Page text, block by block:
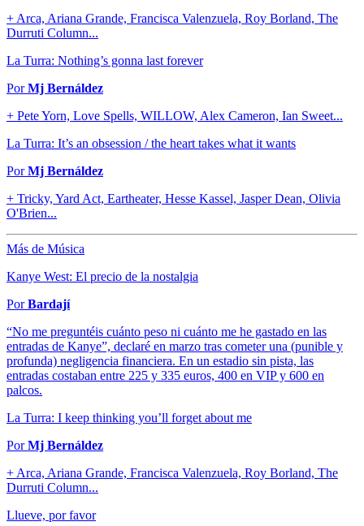
+ Arca, Ariana Grande, Francisca Valenzuela, Roy Borland, The
Durruti Column...
La Turra: Nothing’s gonna last forever
PorMj Bernáldez
+ Pete Yorn, Love Spells, WILLOW, Alex Cameron, Ian Sweet...
La Turra: It’s an obsession / the heart takes what it wants
PorMj Bernáldez
+ Tricky, Yard Act, Eartheater, Hesse Kassel, Jasper Dean, Olivia
O'Brien...
Más de Música
Kanye West: El precio de la nostalgia
PorBardají
“No me preguntéis cuánto peso ni cuánto me he gastado en las
entradas de Kanye”, declaré en marzo tras cometer una (punible y
profunda) negligencia financiera. En un estadio sin pista, las
entradas costaban entre 225 y 335 euros, 400 en VIP y 600 en
palcos.
La Turra: I keep thinking you’ll forget about me
PorMj Bernáldez
+ Arca, Ariana Grande, Francisca Valenzuela, Roy Borland, The
Durruti Column...
Llueve, por favor